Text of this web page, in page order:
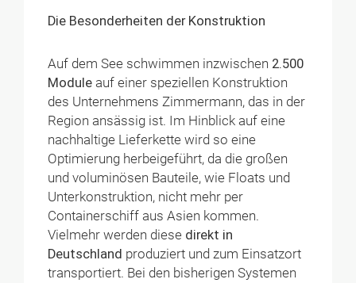
Die Besonderheiten der Konstruktion
Auf dem See schwimmen inzwischen 2.500
Module auf einer speziellen Konstruktion
des Unternehmens Zimmermann, das in der
Region ansässig ist. Im Hinblick auf eine
nachhaltige Lieferkette wird so eine
Optimierung herbeigeführt, da die großen
und voluminösen Bauteile, wie Floats und
Unterkonstruktion, nicht mehr per
Containerschiff aus Asien kommen.
Vielmehr werden diese direkt in
Deutschland produziert und zum Einsatzort
transportiert. Bei den bisherigen Systemen